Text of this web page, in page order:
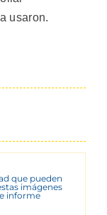
usaron.
que pueden
imágenes
informe